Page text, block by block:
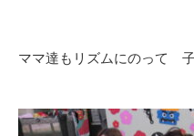
ママ達もリズムにのって